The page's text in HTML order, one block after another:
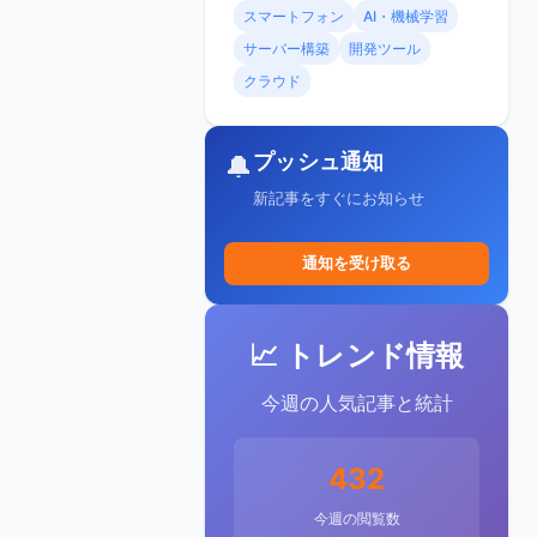
スマートフォン
AI・機械学習
サーバー構築
開発ツール
クラウド
🔔プッシュ通知
新記事をすぐにお知らせ
通知を受け取る
📈 トレンド情報
今週の人気記事と統計
432
今週の閲覧数